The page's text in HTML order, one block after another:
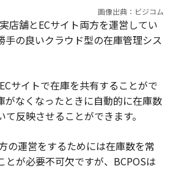
画像出典：ビジコム
店舗とECサイト両方を運営してい
手の良いクラウド型の在庫管理シス
サイトで在庫を共有することがで
がなくなったときに自動的に在庫数
反映させることができます。
の運営をするためには在庫数を常
とが必要不可欠ですが、BCPOSは